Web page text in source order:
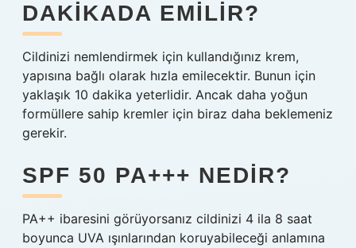
DAKIKADA EMILIR?
Cildinizi nemlendirmek için kullandığınız krem,
yapısına bağlı olarak hızla emilecektir. Bunun için
yaklaşık 10 dakika yeterlidir. Ancak daha yoğun
formüllere sahip kremler için biraz daha beklemeniz
gerekir.
SPF 50 PA+++ NEDIR?
PA++ ibaresini görüyorsanız cildinizi 4 ila 8 saat
boyunca UVA ışınlarından koruyabileceği anlamına